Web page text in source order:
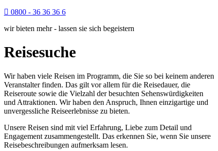
0800 - 36 36 36 6
wir bieten mehr - lassen sie sich begeistern
Reisesuche
Wir haben viele Reisen im Programm, die Sie so bei keinem anderen
Veranstalter finden. Das gilt vor allem für die Reisedauer, die
Reiseroute sowie die Vielzahl der besuchten Sehenswürdigkeiten
und Attraktionen. Wir haben den Anspruch, Ihnen einzigartige und
unvergessliche Reiseerlebnisse zu bieten.
Unsere Reisen sind mit viel Erfahrung, Liebe zum Detail und
Engagement zusammengestellt. Das erkennen Sie, wenn Sie unsere
Reisebeschreibungen aufmerksam lesen.